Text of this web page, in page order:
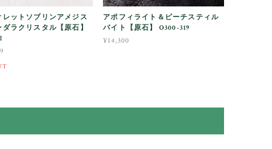
レットソブリンアメジス
ダラクリスタル【原石】
アポフィライト＆ピーチスティル
バイト【原石】 O300-319
¥14,300